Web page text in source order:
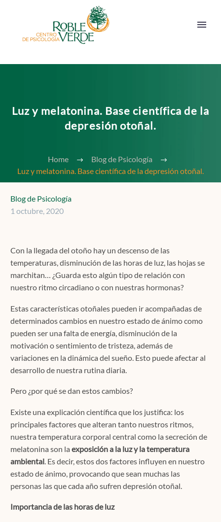
Localízanos
Solicita cita
Luz y melatonina. Base científica de la
depresión otoñal.
Home
Blog de Psicología
Luz y melatonina. Base científica de la depresión otoñal.
Blog de Psicología
1 octubre, 2020
Con la llegada del otoño hay un descenso de las
temperaturas, disminución de las horas de luz, las hojas se
marchitan… ¿Guarda esto algún tipo de relación con
nuestro ritmo circadiano o con nuestras hormonas?
Estas características otoñales pueden ir acompañadas de
determinados cambios en nuestro estado de ánimo como
pueden ser una falta de energía, disminución de la
motivación o sentimiento de tristeza, además de
variaciones en la dinámica del sueño. Esto puede afectar al
desarrollo de nuestra rutina diaria.
Pero ¿por qué se dan estos cambios?
Existe una explicación científica que los justifica: los
principales factores que alteran tanto nuestros ritmos,
nuestra temperatura corporal central como la secreción de
melatonina son la exposición a la luz y la temperatura
ambiental . Es decir, estos dos factores influyen en nuestro
estado de ánimo, provocando que sean muchas las
personas las que cada año sufren depresión otoñal.
Importancia de las horas de luz